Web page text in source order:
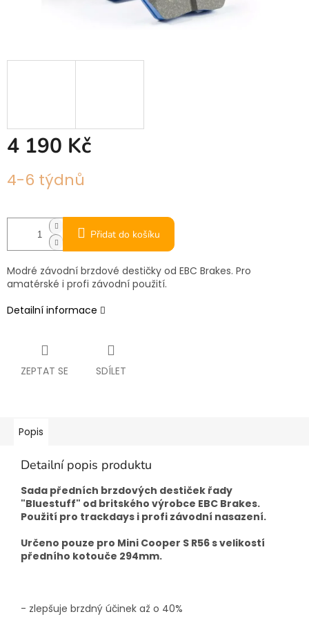
4 190 Kč
cena:
4-6 týdnů
Přidat do košíku
Modré závodní brzdové destičky od EBC Brakes. Pro
amatérské i profi závodní použití.
Detailní informace
ZEPTAT SE SDÍLET
Popis
Detailní popis produktu
Sada předních brzdových destiček řady
"Bluestuff" od britského výrobce EBC Brakes.
Použití pro trackdays i profi závodní nasazení.
Určeno pouze pro Mini Cooper S R56 s velikostí
předního kotouče 294mm.
- zlepšuje brzdný účinek až o 40%